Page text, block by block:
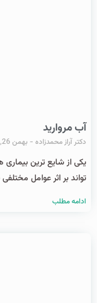
آب مروارید
دکتر آراز محمدزاده بهمن 26, 1404
یکی از شایع ترین
تواند بر اثر عوامل
ادامه مطلب